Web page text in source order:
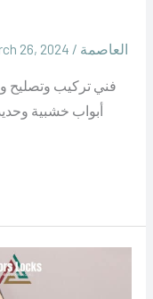
26, 2024 / العاصمة
أبواب خشبية